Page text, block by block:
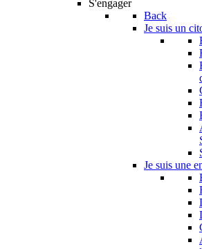
S'engager
Back
Je suis un
Je suis une